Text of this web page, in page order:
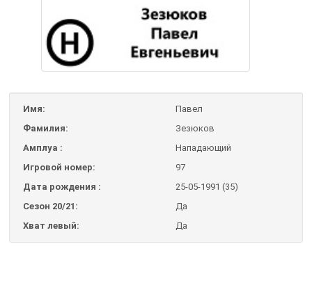
Имя:
Павел
Фамилия:
Зезюков
Амплуа :
Нападающий
Игровой номер:
97
Дата рождения :
25-05-1991 (35)
Сезон 20/21:
Да
Хват левый:
Да